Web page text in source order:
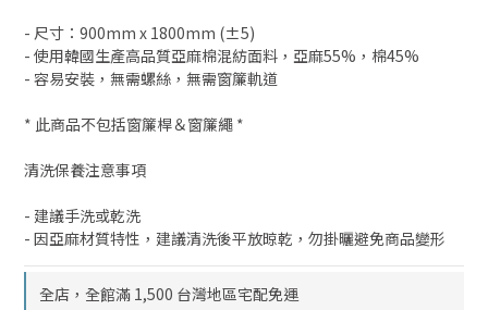
- 尺寸：900mm x 1800mm (±5)
- 使用韓國生產高品質亞麻棉混紡面料，亞麻55%，棉45%
- 容易安裝，無需螺絲，無需窗簾軌道
* 此商品不包括窗簾桿＆窗簾繩 *
清洗保養注意事項
- 建議手洗或乾洗
- 因亞麻材質特性，建議清洗後平放晾乾，勿掛曬避免商品變形
全店，全館滿 1,500 台灣地區宅配免運